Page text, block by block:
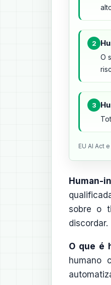
2
O
3
EU AI Act
Human-
sobre o
discordar.
O que é
humano